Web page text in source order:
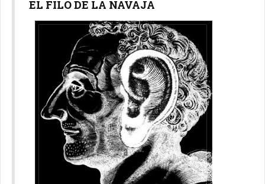
EL FILO DE LA NAVAJA